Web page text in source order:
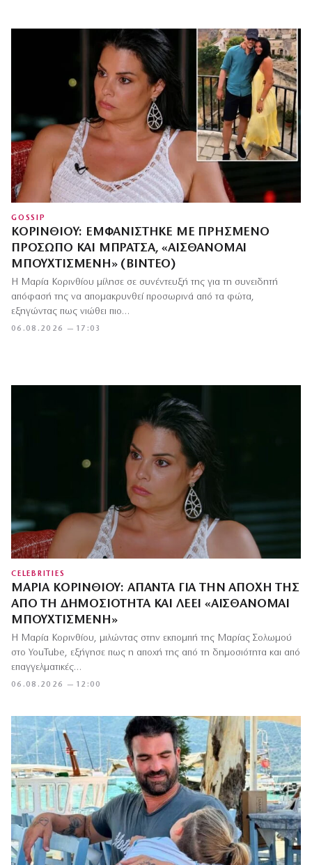
GOSSIP
ΚΟΡΙΝΘΊΟΥ: ΕΜΦΑΝΊΣΤΗΚΕ ΜΕ ΠΡΗΣΜΈΝΟ
ΠΡΌΣΩΠΟ ΚΑΙ ΜΠΡΆΤΣΑ, «ΑΙΣΘΆΝΟΜΑΙ
ΜΠΟΥΧΤΙΣΜΈΝΗ» (ΒΊΝΤΕΟ)
06.08.2026 — 17:03
Η Μαρία Κορινθίου μίλησε σε συνέντευξή της για τη συνειδητή
απόφασή της να απομακρυνθεί προσωρινά από τα φώτα,
εξηγώντας πως νιώθει πιο…
CELEBRITIES
ΜΑΡΊΑ ΚΟΡΙΝΘΊΟΥ: ΑΠΑΝΤΆ ΓΙΑ ΤΗΝ ΑΠΟΧΉ ΤΗΣ
ΑΠΌ ΤΗ ΔΗΜΟΣΙΌΤΗΤΑ ΚΑΙ ΛΈΕΙ «ΑΙΣΘΆΝΟΜΑΙ
ΜΠΟΥΧΤΙΣΜΈΝΗ»
06.08.2026 — 12:00
Η Μαρία Κορινθίου, μιλώντας στην εκπομπή της Μαρίας Σολωμού
στο YouTube, εξήγησε πως η αποχή της από τη δημοσιότητα και από
επαγγελματικές…